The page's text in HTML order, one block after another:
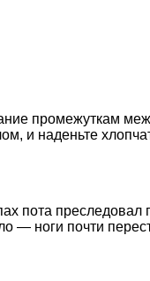
промежуткам
и наденьте
пота преследовал
— ноги почти